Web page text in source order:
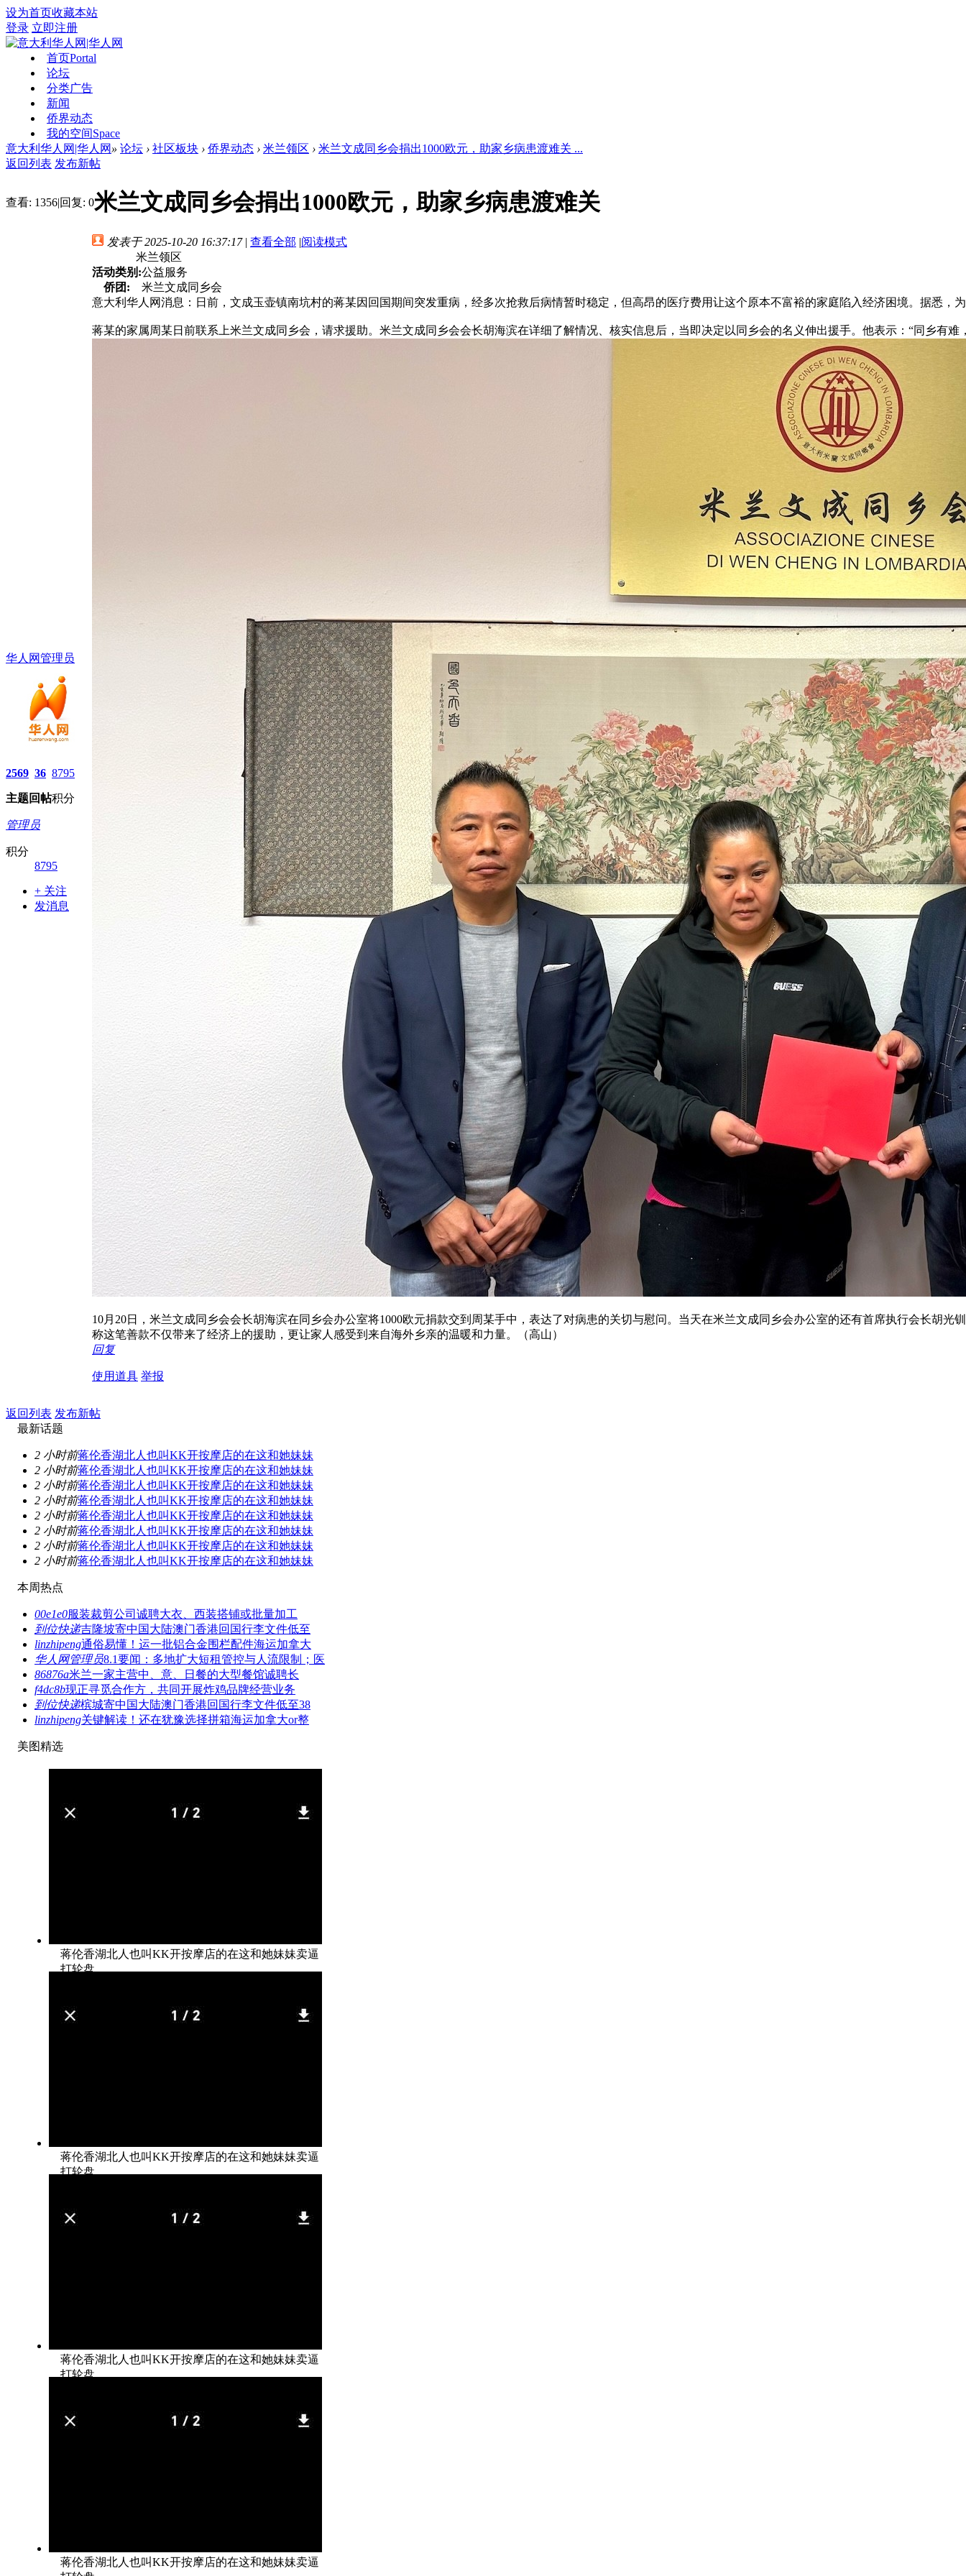
设为首页收藏本站
登录 立即注册
首页Portal
论坛
分类广告
新闻
侨界动态
我的空间Space
意大利华人网|华人网 » 论坛 › 社区板块 › 侨界动态 › 米兰领区 › 米兰文成同乡会捐出1000欧元，助家乡病患渡难关 ...
返回列表 发布新帖
查看: 1356|回复: 0米兰文成同乡会捐出1000欧元，助家乡病患渡难关
华人网管理员
2569
主题
36
回帖
8795
积分
管理员
积分
8795
+ 关注
发消息
发表于 2025-10-20 16:37:17 | 查看全部 |阅读模式
米兰领区
活动类别:公益服务
侨团:
米兰文成同乡会
意大利华人网消息：日前，文成玉壶镇南坑村的蒋某因回国期间突发重病，经多次抢救后病情暂时稳定，但高昂的医疗费用让这个原本不富裕的家庭陷入经济困境。据悉，
蒋某的家属周某日前联系上米兰文成同乡会，请求援助。米兰文成同乡会会长胡海滨在详细了解情况、核实信息后，当即决定以同乡会的名义伸出援手。他表示：“同乡有
10月20日，米兰文成同乡会会长胡海滨在同乡会办公室将1000欧元捐款交到周某手中，表达了对病患的关切与慰问。当天在米兰文成同乡会办公室的还有首席执行会长胡
称这笔善款不仅带来了经济上的援助，更让家人感受到来自海外乡亲的温暖和力量。（高山）
回复
使用道具 举报
返回列表 发布新帖
最新话题
2 小时前蒋伦香湖北人也叫KK开按摩店的在这和她妹妹
2 小时前蒋伦香湖北人也叫KK开按摩店的在这和她妹妹
2 小时前蒋伦香湖北人也叫KK开按摩店的在这和她妹妹
2 小时前蒋伦香湖北人也叫KK开按摩店的在这和她妹妹
2 小时前蒋伦香湖北人也叫KK开按摩店的在这和她妹妹
2 小时前蒋伦香湖北人也叫KK开按摩店的在这和她妹妹
2 小时前蒋伦香湖北人也叫KK开按摩店的在这和她妹妹
2 小时前蒋伦香湖北人也叫KK开按摩店的在这和她妹妹
本周热点
00e1e0服装裁剪公司诚聘大衣、西装搭铺或批量加工
到位快递吉隆坡寄中国大陆澳门香港回国行李文件低至
linzhipeng通俗易懂！运一批铝合金围栏配件海运加拿大
华人网管理员8.1要闻：多地扩大短租管控与人流限制；医
86876a米兰一家主营中、意、日餐的大型餐馆诚聘长
f4dc8b现正寻觅合作方，共同开展炸鸡品牌经营业务
到位快递槟城寄中国大陆澳门香港回国行李文件低至38
linzhipeng关键解读！还在犹豫选择拼箱海运加拿大or整
美图精选
蒋伦香湖北人也叫KK开按摩店的在这和她妹妹卖逼
打轮盘
蒋伦香湖北人也叫KK开按摩店的在这和她妹妹卖逼
打轮盘
蒋伦香湖北人也叫KK开按摩店的在这和她妹妹卖逼
打轮盘
蒋伦香湖北人也叫KK开按摩店的在这和她妹妹卖逼